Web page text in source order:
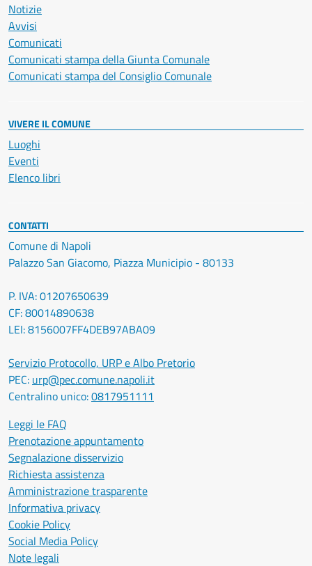
Notizie
Avvisi
Comunicati
Comunicati stampa della Giunta Comunale
Comunicati stampa del Consiglio Comunale
VIVERE IL COMUNE
Luoghi
Eventi
Elenco libri
CONTATTI
Comune di Napoli
Palazzo San Giacomo, Piazza Municipio - 80133
P. IVA: 01207650639
CF: 80014890638
LEI: 8156007FF4DEB97ABA09
Servizio Protocollo, URP e Albo Pretorio
PEC: urp@pec.comune.napoli.it
Centralino unico:0817951111
Leggi le FAQ
Prenotazione appuntamento
Segnalazione disservizio
Richiesta assistenza
Amministrazione trasparente
Informativa privacy
Cookie Policy
Social Media Policy
Note legali